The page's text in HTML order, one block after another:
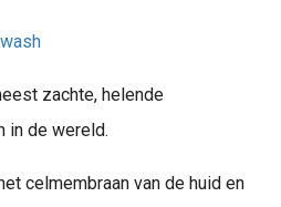
zachte, helende
in de wereld.
celmembraan van de huid en